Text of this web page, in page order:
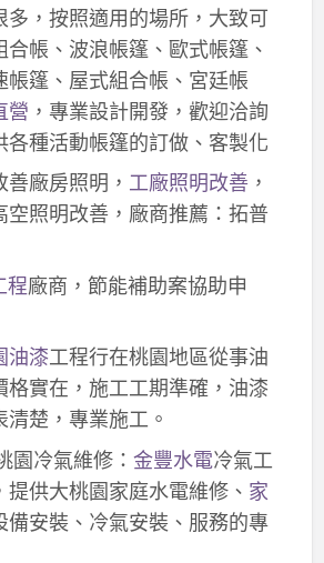
多，按照適用的場所，大致可
合帳、波浪帳篷、歐式帳篷、
帳篷、屋式組合帳、宮廷帳
營 ，專業設計開發，歡迎洽詢
各種活動帳篷的訂做、客製化
廠房照明， 工廠照明改善，
空照明改善，廠商推薦：拓普
程廠商，節能補助案協助申
油漆工程行在桃園地區從事油
格實在，施工工期準確，油漆
楚，專業施工。
園冷氣維修： 金豐水電冷氣工
供大桃園家庭水電維修、 家
備安裝、冷氣安裝、服務的專